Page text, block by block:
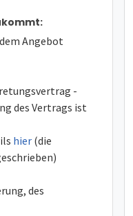
Angebot
-
des Vertrags ist
hier (die
des